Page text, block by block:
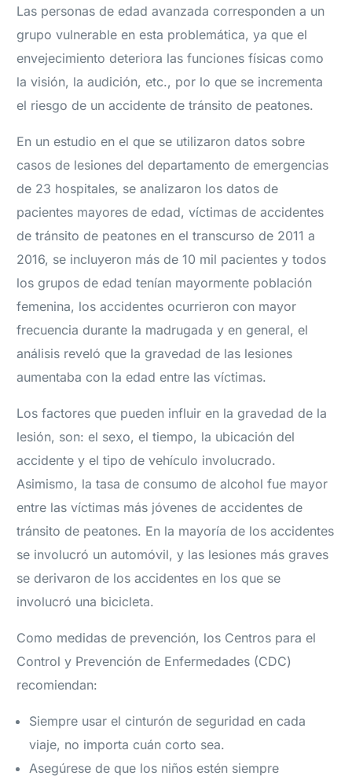
Las personas de edad avanzada corresponden a un
grupo vulnerable en esta problemática, ya que el
envejecimiento deteriora las funciones físicas como
la visión, la audición, etc., por lo que se incrementa
el riesgo de un accidente de tránsito de peatones.
En un estudio en el que se utilizaron datos sobre
casos de lesiones del departamento de emergencias
de 23 hospitales, se analizaron los datos de
pacientes mayores de edad, víctimas de accidentes
de tránsito de peatones en el transcurso de 2011 a
2016, se incluyeron más de 10 mil pacientes y todos
los grupos de edad tenían mayormente población
femenina, los accidentes ocurrieron con mayor
frecuencia durante la madrugada y en general, el
análisis reveló que la gravedad de las lesiones
aumentaba con la edad entre las víctimas.
Los factores que pueden influir en la gravedad de la
lesión, son: el sexo, el tiempo, la ubicación del
accidente y el tipo de vehículo involucrado.
Asimismo, la tasa de consumo de alcohol fue mayor
entre las víctimas más jóvenes de accidentes de
tránsito de peatones. En la mayoría de los accidentes
se involucró un automóvil, y las lesiones más graves
se derivaron de los accidentes en los que se
involucró una bicicleta.
Como medidas de prevención, los Centros para el
Control y Prevención de Enfermedades (CDC)
recomiendan:
Siempre usar el cinturón de seguridad en cada
viaje, no importa cuán corto sea.
Asegúrese de que los niños estén siempre